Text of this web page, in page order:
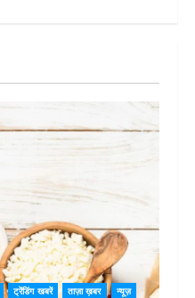
ट्रेंडिंग खबरें ताज़ा ख़बर
न्यूज़